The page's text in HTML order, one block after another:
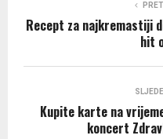
Recept za najkremastiji
hit
Kupite karte na
koncert